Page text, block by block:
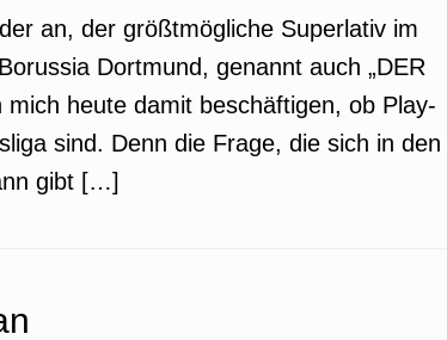
an, der größtmögliche Superlativ im
Dortmund, genannt auch „DER
heute damit beschäftigen, ob Play-
sind. Denn die Frage, die sich in den
gibt […]